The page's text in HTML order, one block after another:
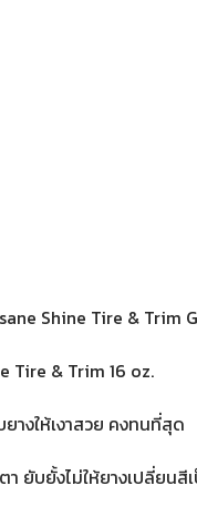
Shine Tire & Trim
Tire & Trim 16 oz.
างให้เงาสวย คงทนที่สุด
า ยับยั้งไม่ให้ยางเปลี่ยนสี